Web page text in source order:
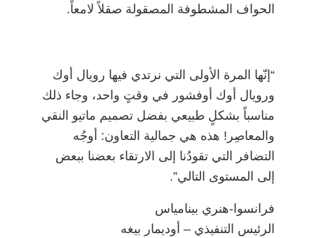
الحواف المشطوفة المصقولة صقلاً لامعاً.
“إنّها المرة الأولى التي نرتدي فيها رويال أوك
ورويال أوك أوفشور في وقتٍ واحد، وجاء ذلك
مناسباً بشكلٍ طبيعي بفضل تصميم ماتيو النقي
والمعاصِر! هذه هي جمالية التعاون: أوجُه
التضافر التي تقودُنا إلى الارتقاء بعضنا ببعض
إلى المستوى التالي”.
فرانسوا-هنري بينامياس
الرئيس التنفيذي – أوديمار بيغه